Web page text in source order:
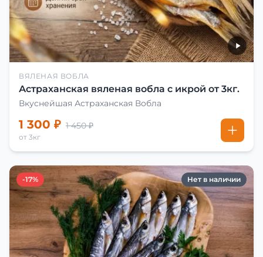
ВЯЛЕНАЯ ВОБЛА
Астраханская вяленая вобла с икрой от 3кг.
Вкуснейшая Астраханская Вобла
1 300 ₽ 1 450 ₽
от 3кг
-17% Нет в наличии